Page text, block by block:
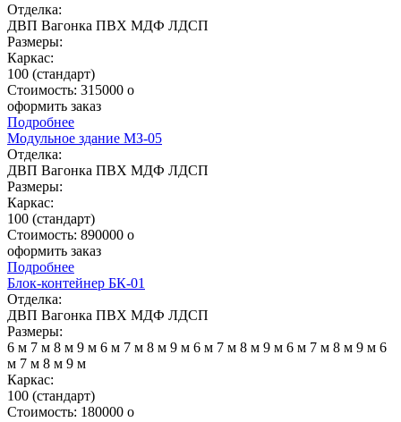
Отделка:
ДВП Вагонка ПВХ МДФ ЛДСП
Размеры:
Каркас:
100 (стандарт)
Стоимость: 315000 o
оформить заказ
Подробнее
Модульное здание МЗ-05
Отделка:
ДВП Вагонка ПВХ МДФ ЛДСП
Размеры:
Каркас:
100 (стандарт)
Стоимость: 890000 o
оформить заказ
Подробнее
Блок-контейнер БК-01
Отделка:
ДВП Вагонка ПВХ МДФ ЛДСП
Размеры:
6 м 7 м 8 м 9 м 6 м 7 м 8 м 9 м 6 м 7 м 8 м 9 м 6 м 7 м 8 м 9 м 6
м 7 м 8 м 9 м
Каркас:
100 (стандарт)
Стоимость: 180000 o